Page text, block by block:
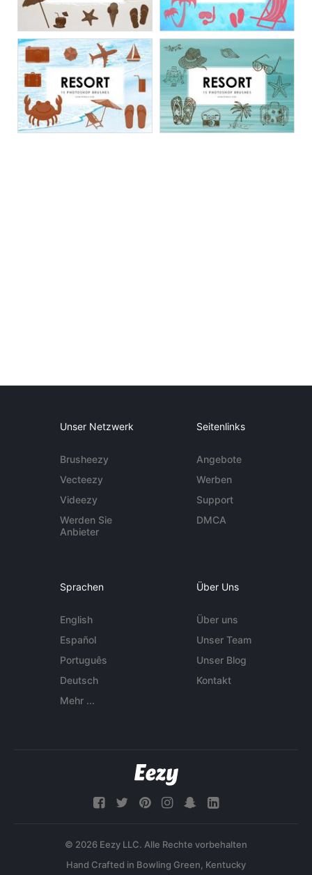
Unser Netzwerk
Brusheezy
Vecteezy
Videezy
Werden Sie
Anbieter
Seitenlinks
Angebote
Werben
Support
DMCA
Sprachen
English
Español
Português
Deutsch
Mehr ...
Über Uns
Über uns
Unser Team
Unser Blog
Kontakt
© 2026 Eezy LLC. Alle Rechte vorbehalten